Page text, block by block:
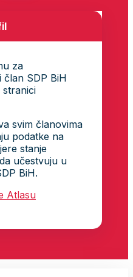
za
član SDP BiH
stranici
svim članovima
podatke na
stanje
učestvuju u
BiH.
Atlasu